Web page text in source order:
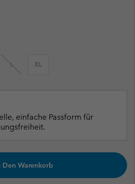
L XL
einfache Passform für
Den Warenkorb